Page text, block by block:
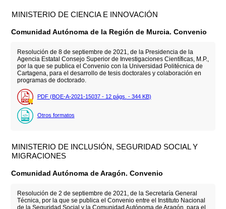
MINISTERIO DE CIENCIA E INNOVACIÓN
Comunidad Autónoma de la Región de Murcia. Convenio
Resolución de 8 de septiembre de 2021, de la Presidencia de la
Agencia Estatal Consejo Superior de Investigaciones Científicas, M.P.,
por la que se publica el Convenio con la Universidad Politécnica de
Cartagena, para el desarrollo de tesis doctorales y colaboración en
programas de doctorado.
PDF (BOE-A-2021-15037 - 12 págs. - 344 KB)
Otros formatos
MINISTERIO DE INCLUSIÓN, SEGURIDAD SOCIAL Y
MIGRACIONES
Comunidad Autónoma de Aragón. Convenio
Resolución de 2 de septiembre de 2021, de la Secretaría General
Técnica, por la que se publica el Convenio entre el Instituto Nacional